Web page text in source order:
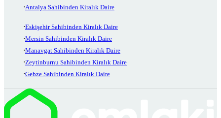
Antalya Sahibinden Kiralık Daire
Eskişehir Sahibinden Kiralık Daire
Mersin Sahibinden Kiralık Daire
Manavgat Sahibinden Kiralık Daire
Zeytinburnu Sahibinden Kiralık Daire
Gebze Sahibinden Kiralık Daire